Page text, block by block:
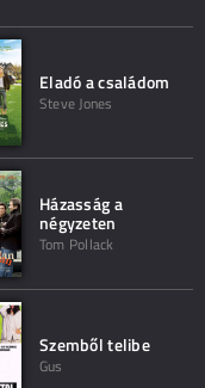
Eladó a családom
Steve Jones
Házasság a
négyzeten
Tom Pollack
Szemből telibe
Gus